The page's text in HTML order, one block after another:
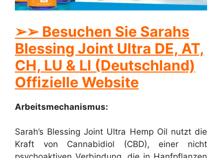
➢➢ Besuchen Sie Sarahs
Blessing Joint Ultra DE, AT,
CH, LU & LI (Deutschland)
Offizielle Website
Arbeitsmechanismus:
Sarah’s Blessing Joint Ultra Hemp Oil nutzt die
Kraft von Cannabidiol (CBD), einer nicht